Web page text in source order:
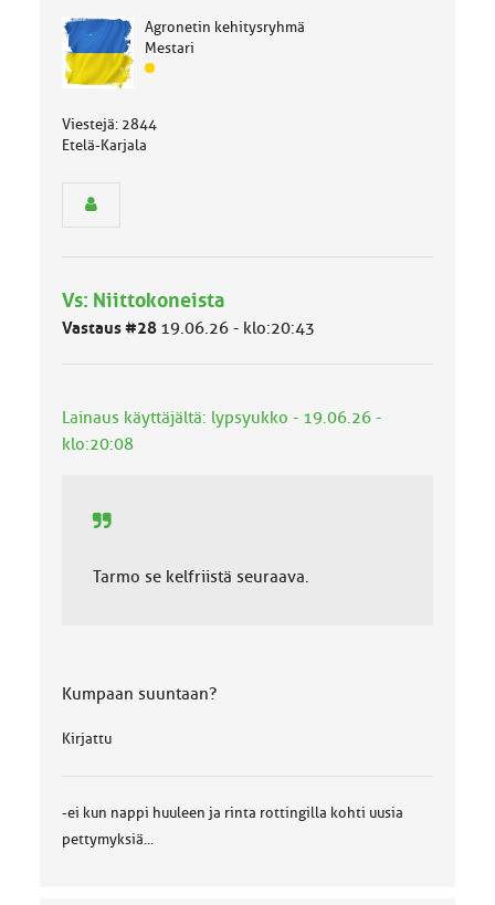
Agronetin kehitysryhmä
Mestari
J
e
u
o
Viestejä: 2844
Etelä-Karjala
Vs: Niittokoneista
Vastaus #28 19.06.26 - klo:20:43
Lainaus käyttäjältä: lypsyukko - 19.06.26 -
klo:20:08
Tarmo se kelfriistä seuraava.
Kumpaan suuntaan?
Kirjattu
-ei kun nappi huuleen ja rinta rottingilla kohti uusia
pettymyksiä...